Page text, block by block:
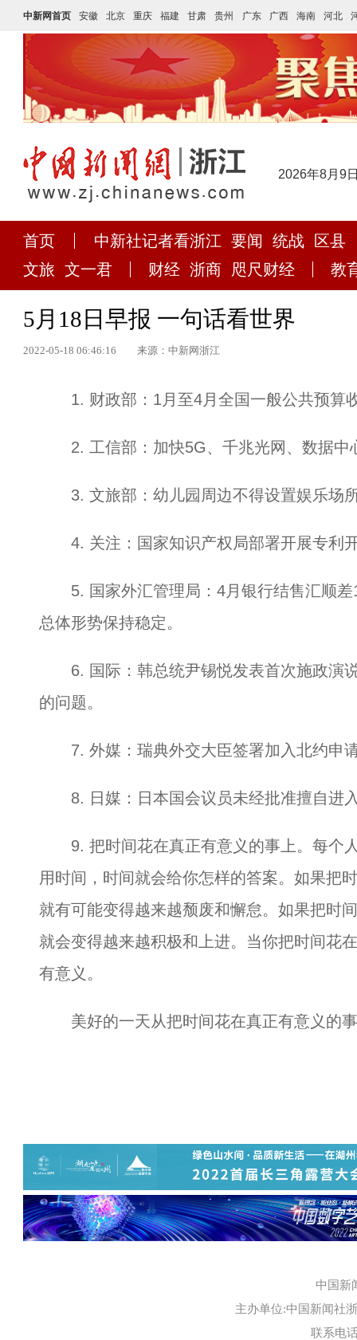
中新网首页 安徽 北京 重庆 福建 甘肃 贵州 广东 广西 海南 河北
2026年8月9
首页 中新社记者看浙江 要闻 统战
区县
文旅 文一君 财经 浙商 咫尺财经 教
5月18日早报 一句话看世界
2022-05-18 06:46:16 来源：中新网浙江
1. 财政部：1月至4月全国一般公共预算
2. 工信部：加快5G、千兆光网、数据中
3. 文旅部：幼儿园周边不得设置娱乐场
4. 关注：国家知识产权局部署开展专利
5. 国家外汇管理局：4月银行结售汇顺差
总体形势保持稳定。
6. 国际：韩总统尹锡悦发表首次施政演
的问题。
7. 外媒：瑞典外交大臣签署加入北约申
8. 日媒：日本国会议员未经批准擅自进
9. 把时间花在真正有意义的事上。每个
用时间，时间就会给你怎样的答案。如果把
就有可能变得越来越颓废和懈怠。如果把时
就会变得越来越积极和上进。当你把时间花
有意义。
美好的一天从把时间花在真正有意义的
中国新
主办单位:中国新闻社
联系电